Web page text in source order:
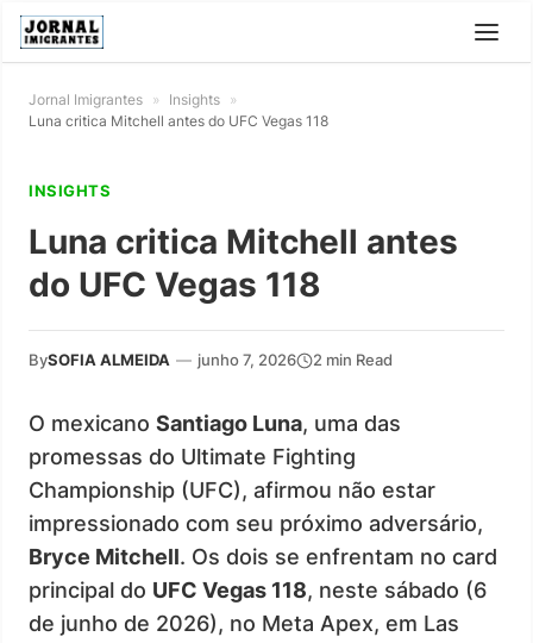
Jornal Imigrantes » Insights »
Luna critica Mitchell antes do UFC Vegas 118
INSIGHTS
Luna critica Mitchell antes
do UFC Vegas 118
BySOFIA ALMEIDA — junho 7, 2026 2 min Read
O mexicano Santiago Luna, uma das
promessas do Ultimate Fighting
Championship (UFC), afirmou não estar
impressionado com seu próximo adversário,
Bryce Mitchell. Os dois se enfrentam no card
principal do UFC Vegas 118, neste sábado (6
de junho de 2026), no Meta Apex, em Las